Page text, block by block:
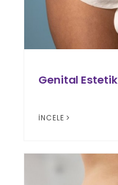
Genital Estetik
İNCELE